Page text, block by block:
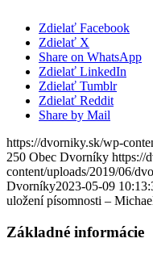
Zdielať Facebook
Zdielať X
Share on WhatsApp
Zdielať LinkedIn
Zdielať Tumblr
Zdielať Reddit
Share by Mail
https://dvorniky.sk/wp-
250 Obec Dvorníky https://
content/uploads/2019/06/
Dvorníky2023-05-09
uložení písomnosti –
Základné informácie